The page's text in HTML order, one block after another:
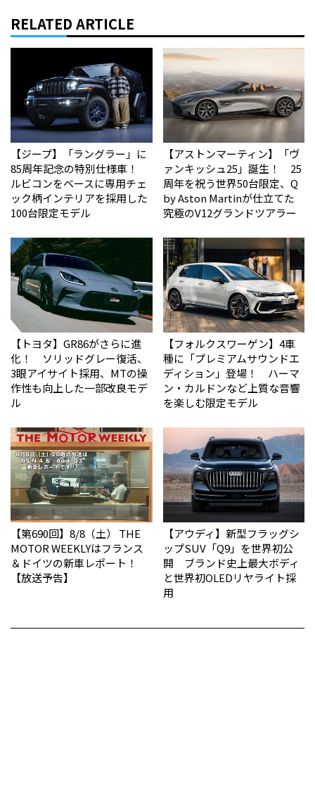
RELATED ARTICLE
【ジープ】「ラングラー」に
85周年記念の特別仕様車！
ルビコンをベースに専用チェ
ック柄インテリアを採用した
100台限定モデル
【アストンマーティン】「ヴ
ァンキッシュ25」誕生！ 25
周年を祝う世界50台限定、Q
by Aston Martinが仕立てた
究極のV12グランドツアラー
【トヨタ】GR86がさらに進
化！ ソリッドグレー復活、
3眼アイサイト採用、MTの操
作性も向上した一部改良モデ
ル
【フォルクスワーゲン】4車
種に「プレミアムサウンドエ
ディション」登場！ ハーマ
ン・カルドンなど上質な音響
を楽しむ限定モデル
【第690回】8/8（土） THE
MOTOR WEEKLYはフランス
＆ドイツの新車レポート！
【放送予告】
【アウディ】新型フラッグシ
ップSUV「Q9」を世界初公
開 ブランド史上最大ボディ
と世界初OLEDリヤライト採
用